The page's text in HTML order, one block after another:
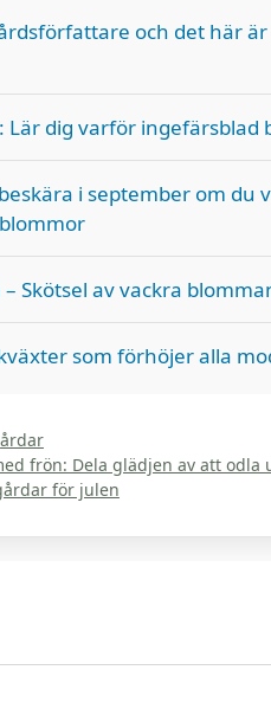
och det här
dig varför ingefärsblad
i september om du
Skötsel av vackra
som förhöjer alla
frön: Dela glädjen av att odla
för julen